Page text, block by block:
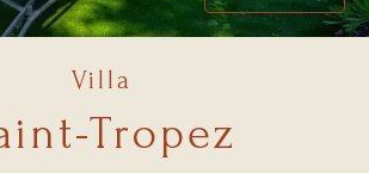
Villa
Tropez